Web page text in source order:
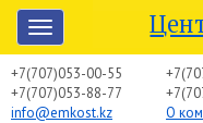
+7(707)053-00-55
+7(707)053-88-77
info@emkost.kz
О